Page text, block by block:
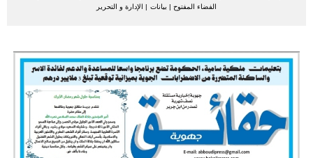
الفضاء المفتوح | بيانات | الإدارة و التحرير